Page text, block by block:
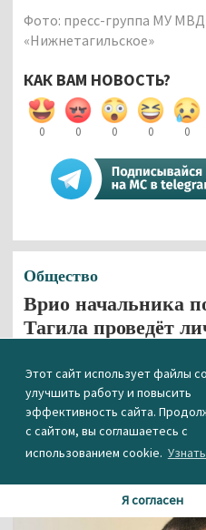
Этот сайт использует файлы
улучшить работу и повысить
эффективность сайта.
с сайтом, вы соглашаетесь с
использованием cookie.
Я согласен
Фото: пресс-группа МУ МВД
«Нижнетагильское»
КАК ВАМ НОВОСТЬ?
0 0 0 0 0
Общество
Врио начальника
Тагила проведёт
21.05.2026 16:35